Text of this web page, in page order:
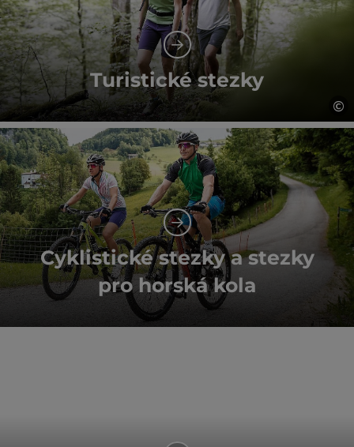
Turistické stezky
©
Cyklistické stezky a stezky
pro horská kola